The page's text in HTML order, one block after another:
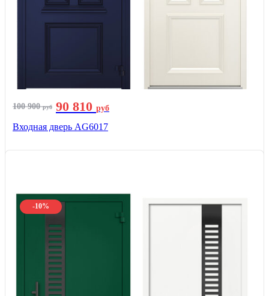
100 900руб 90 810 руб
Входная дверь AG6017
-10%